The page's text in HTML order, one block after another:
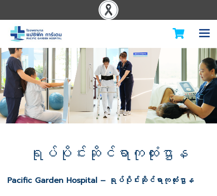
ရုပ်ပိုင်းဆိုင်ရာကုထုံးဌာန
Pacific Garden Hospital – ရုပ်ပိုင်းဆိုင်ရာကုထုံးဌာန